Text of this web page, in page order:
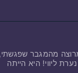
מהמגבר שפגשתי,
ליווי! היא הייתה